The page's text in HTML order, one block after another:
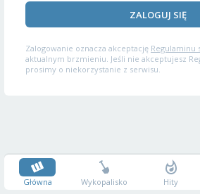
ZALOGUJ SIĘ
Zalogowanie oznacza akceptację Regulaminu
aktualnym brzmieniu. Jeśli nie akceptujesz
prosimy o niekorzystanie z serwisu.
Główna Wykopalisko Hity